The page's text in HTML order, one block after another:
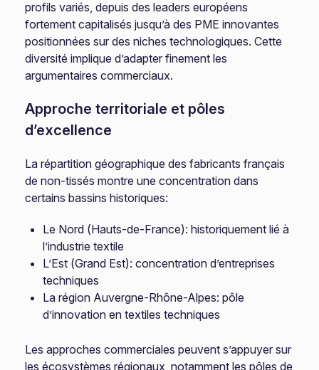
profils variés, depuis des leaders européens
fortement capitalisés jusqu’à des PME innovantes
positionnées sur des niches technologiques. Cette
diversité implique d’adapter finement les
argumentaires commerciaux.
Approche territoriale et pôles
d’excellence
La répartition géographique des fabricants français
de non-tissés montre une concentration dans
certains bassins historiques:
Le Nord (Hauts-de-France): historiquement lié à
l’industrie textile
L’Est (Grand Est): concentration d’entreprises
techniques
La région Auvergne-Rhône-Alpes: pôle
d’innovation en textiles techniques
Les approches commerciales peuvent s’appuyer sur
les écosystèmes régionaux, notamment les pôles de